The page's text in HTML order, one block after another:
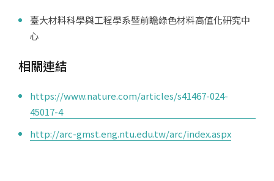
臺大材料科學與工程學系暨前瞻綠色材料高值化研究中
心
相關連結
https://www.nature.com/articles/s41467-024-
45017-4
http://arc-gmst.eng.ntu.edu.tw/arc/index.aspx